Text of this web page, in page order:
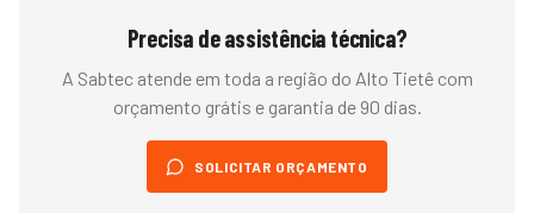
Precisa de assistência técnica?
A Sabtec atende em toda a região do Alto Tietêcom
orçamento grátis e garantia de 90 dias.
SOLICITAR ORÇAMENTO